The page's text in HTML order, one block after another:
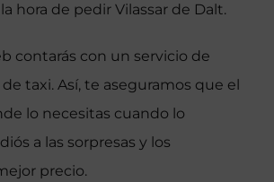
hora de pedir Vilassar de Dalt.
contarás con un servicio de
taxi. Así, te aseguramos que el
lo necesitas cuando lo
a las sorpresas y los
precio.